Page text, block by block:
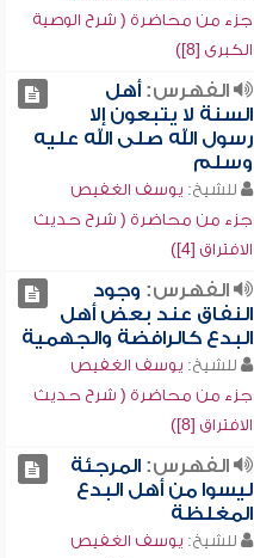
جزء من محاضرة ( شرح الوصية
الكبرى [8])
الفهرس:أهل
السنة لا يتبعون إلا
رسول الله صلى الله عليه
وسلم
للشيخ: يوسف الغفيص
جزء من محاضرة ( شرح حديث
الافتراق [4])
الفهرس: وجود
النفاق عند بعض أهل
البدع كالرافضة والجهمية
للشيخ: يوسف الغفيص
جزء من محاضرة ( شرح حديث
الافتراق [8])
الفهرس:المرجئة
ليسوا من أهل البدع
المغلظة
للشيخ: يوسف الغفيص